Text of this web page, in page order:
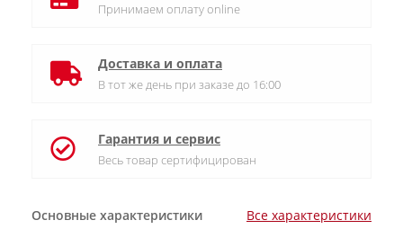
Основные характеристики Все характеристики
Принимаем оплату online
Доставка и оплата
В тот же день при заказе до 16:00
Гарантия и сервис
Весь товар сертифицирован